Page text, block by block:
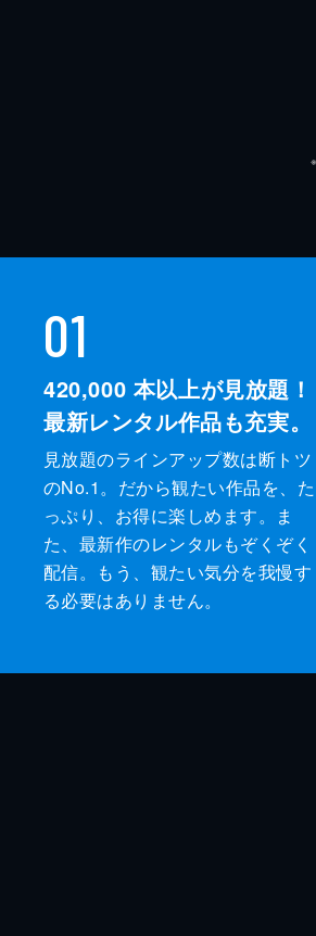
01
420,000 本以上が見放題！
最新レンタル作品も充実。
見放題のラインアップ数は断トツ
のNo.1。だから観たい作品を、た
っぷり、お得に楽しめます。ま
た、最新作のレンタルもぞくぞく
配信。もう、観たい気分を我慢す
る必要はありません。